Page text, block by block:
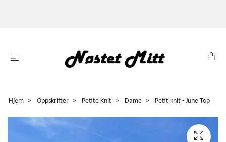
Hjem Oppskrifter Petite Knit Dame Petit knit - June Top